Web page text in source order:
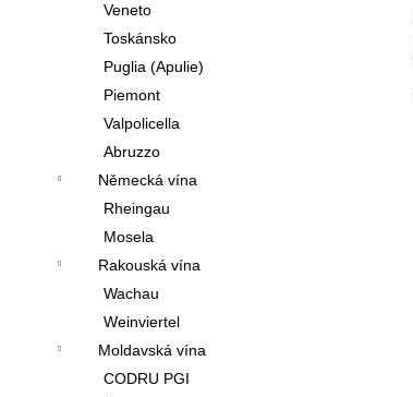
Veneto
Toskánsko
Puglia (Apulie)
Piemont
Valpolicella
Abruzzo
Německá vína
Rheingau
Mosela
Rakouská vína
Wachau
Weinviertel
Moldavská vína
CODRU PGI